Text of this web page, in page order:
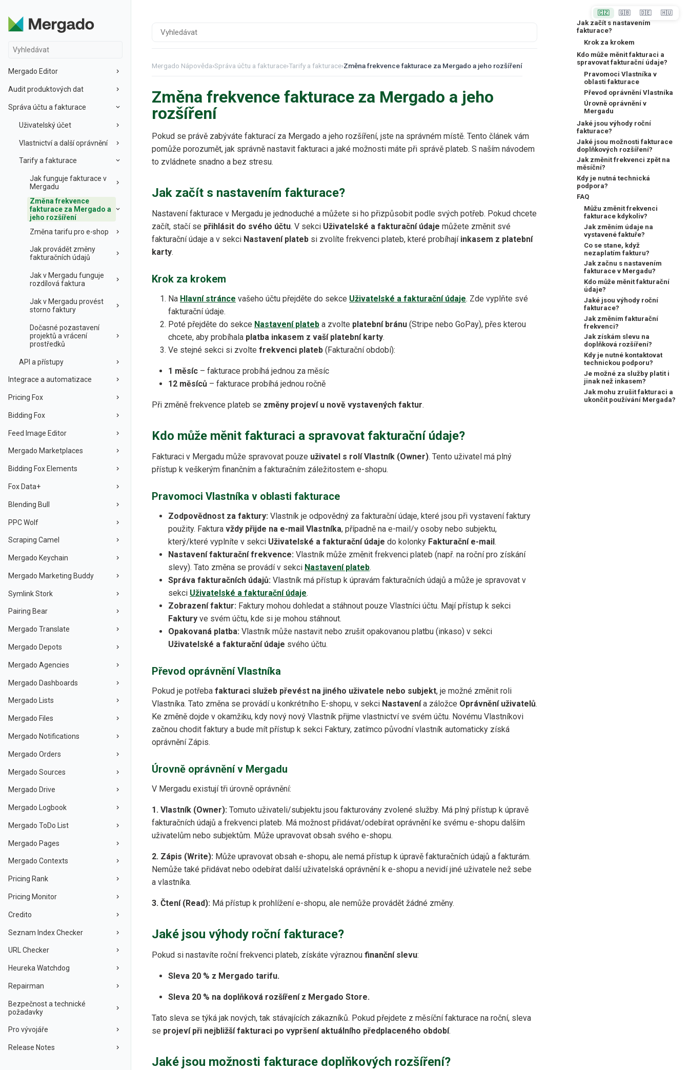
Mergado Editor
Audit produktových dat
Správa účtu a fakturace
Uživatelský účet
Vlastnictví a další oprávnění
Tarify a fakturace
Jak funguje fakturace v
Mergadu
Změna frekvence
fakturace za Mergado a
jeho rozšíření
Změna tarifu pro e-shop
Jak provádět změny
fakturačních údajů
Jak v Mergadu funguje
rozdílová faktura
Jak v Mergadu provést
storno faktury
Dočasné pozastavení
projektů a vrácení
prostředků
API a přístupy
Integrace a automatizace
Pricing Fox
Bidding Fox
Feed Image Editor
Mergado Marketplaces
Bidding Fox Elements
Fox Data+
Blending Bull
PPC Wolf
Scraping Camel
Mergado Keychain
Mergado Marketing Buddy
Symlink Stork
Pairing Bear
Mergado Translate
Mergado Depots
Mergado Agencies
Mergado Dashboards
Mergado Lists
Mergado Files
Mergado Notifications
Mergado Orders
Mergado Sources
Mergado Drive
Mergado Logbook
Mergado ToDo List
Mergado Pages
Mergado Contexts
Pricing Rank
Pricing Monitor
Credito
Seznam Index Checker
URL Checker
Heureka Watchdog
Repairman
Bezpečnost a technické
požadavky
Pro vývojáře
Release Notes
Mergado Nápověda›Správa účtu a fakturace›Tarify a fakturace›Změna frekvence fakturace za Mergado a jeho rozšíření
Změna frekvence fakturace za Mergado a jeho
rozšíření
Pokud se právě zabýváte fakturací za Mergado a jeho rozšíření, jste na správném místě. Tento článek vám
pomůže porozumět, jak správně nastavit fakturaci a jaké možnosti máte při správě plateb. S naším návodem
to zvládnete snadno a bez stresu.
Jak začít s nastavením fakturace?
Nastavení fakturace v Mergadu je jednoduché a můžete si ho přizpůsobit podle svých potřeb. Pokud chcete
začít, stačí se přihlásit do svého účtu. V sekci Uživatelské a fakturační údaje můžete změnit své
fakturační údaje a v sekci Nastavení plateb si zvolíte frekvenci plateb, které probíhají inkasem z platební
karty.
Krok za krokem
Na Hlavní stránce vašeho účtu přejděte do sekce Uživatelské a fakturační údaje. Zde vyplňte své
fakturační údaje.
Poté přejděte do sekce Nastavení plateb a zvolte platební bránu (Stripe nebo GoPay), přes kterou
chcete, aby probíhala platba inkasem z vaší platební karty.
Ve stejné sekci si zvolte frekvenci plateb (Fakturační období):
1 měsíc – fakturace probíhá jednou za měsíc
12 měsíců – fakturace probíhá jednou ročně
Při změně frekvence plateb se změny projeví u nově vystavených faktur.
Kdo může měnit fakturaci a spravovat fakturační údaje?
Fakturaci v Mergadu může spravovat pouze uživatel s rolí Vlastník (Owner). Tento uživatel má plný
přístup k veškerým finančním a fakturačním záležitostem e-shopu.
Pravomoci Vlastníka v oblasti fakturace
Zodpovědnost za faktury: Vlastník je odpovědný za fakturační údaje, které jsou při vystavení faktury
použity. Faktura vždy přijde na e-mail Vlastníka, případně na e-mail/y osoby nebo subjektu,
který/které vyplníte v sekci Uživatelské a fakturační údaje do kolonky Fakturační e-mail .
Nastavení fakturační frekvence: Vlastník může změnit frekvenci plateb (např. na roční pro získání
slevy). Tato změna se provádí v sekci Nastavení plateb.
Správa fakturačních údajů: Vlastník má přístup k úpravám fakturačních údajů a může je spravovat v
sekci Uživatelské a fakturační údaje.
Zobrazení faktur: Faktury mohou dohledat a stáhnout pouze Vlastníci účtu. Mají přístup k sekci
Faktury ve svém účtu, kde si je mohou stáhnout.
Opakovaná platba: Vlastník může nastavit nebo zrušit opakovanou platbu (inkaso) v sekci
Uživatelské a fakturační údaje svého účtu.
Převod oprávnění Vlastníka
Pokud je potřeba fakturaci služeb převést na jiného uživatele nebo subjekt, je možné změnit roli
Vlastníka. Tato změna se provádí u konkrétního E-shopu, v sekci Nastavenía záložce Oprávnění uživatelů.
Ke změně dojde v okamžiku, kdy nový nový Vlastník přijme vlastnictví ve svém účtu. Novému Vlastníkovi
začnou chodit faktury a bude mít přístup k sekci Faktury, zatímco původní vlastník automaticky získá
oprávnění Zápis.
Úrovně oprávnění v Mergadu
V Mergadu existují tři úrovně oprávnění:
1. Vlastník (Owner): Tomuto uživateli/subjektu jsou fakturovány zvolené služby. Má plný přístup k úpravě
fakturačních údajů a frekvenci plateb. Má možnost přidávat/odebírat oprávnění ke svému e-shopu dalším
uživatelům nebo subjektům. Může upravovat obsah svého e-shopu.
2. Zápis (Write): Může upravovat obsah e-shopu, ale nemá přístup k úpravě fakturačních údajů a fakturám.
Nemůže také přidávat nebo odebírat další uživatelská oprávnění k e-shopu a nevidí jiné uživatele než sebe
a vlastníka.
3. Čtení (Read): Má přístup k prohlížení e-shopu, ale nemůže provádět žádné změny.
Jaké jsou výhody roční fakturace?
Pokud si nastavíte roční frekvenci plateb, získáte výraznou finanční slevu:
Sleva 20 % z Mergado tarifu.
Sleva 20 % na doplňková rozšíření z Mergado Store.
Tato sleva se týká jak nových, tak stávajících zákazníků. Pokud přejdete z měsíční fakturace na roční, sleva
se projeví při nejbližší fakturaci po vypršení aktuálního předplaceného období.
Jaké jsou možnosti fakturace doplňkových rozšíření?
Jak začít s nastavením
fakturace?
Krok za krokem
Kdo může měnit fakturaci a
spravovat fakturační údaje?
Pravomoci Vlastníka v
oblasti fakturace
Převod oprávnění Vlastníka
Úrovně oprávnění v
Mergadu
Jaké jsou výhody roční
fakturace?
Jaké jsou možnosti fakturace
doplňkových rozšíření?
Jak změnit frekvenci zpět na
měsíční?
Kdy je nutná technická
podpora?
FAQ
Můžu změnit frekvenci
fakturace kdykoliv?
Jak změním údaje na
vystavené faktuře?
Co se stane, když
nezaplatím fakturu?
Jak začnu s nastavením
fakturace v Mergadu?
Kdo může měnit fakturační
údaje?
Jaké jsou výhody roční
fakturace?
Jak změním fakturační
frekvenci?
Jak získám slevu na
doplňková rozšíření?
Kdy je nutné kontaktovat
technickou podporu?
Je možné za služby platit i
jinak než inkasem?
Jak mohu zrušit fakturaci a
ukončit používání Mergada?
🇨🇿 🇬🇧 🇩🇪 🇭🇺